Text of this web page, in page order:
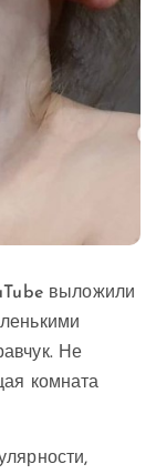
выложили
Не
комната